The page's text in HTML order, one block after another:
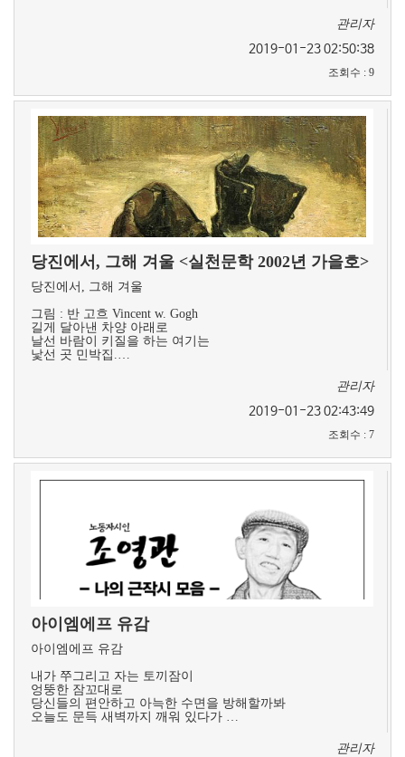
관리자
2019-01-23 02:50:38
조회수 : 9
당진에서, 그해 겨울 <실천문학 2002년 가을호>
당진에서, 그해 겨울
그림 : 반 고흐 Vincent w. Gogh ​
길게 달아낸 차양 아래로
날선 바람이 키질을 하는 여기는
낯선 곳 민박집.…
관리자
2019-01-23 02:43:49
조회수 : 7
아이엠에프 유감
아이엠에프 유감
내가 쭈그리고 자는 토끼잠이
엉뚱한 잠꼬대로
당신들의 편안하고 아늑한 수면을 방해할까봐
오늘도 문득 새벽까지 깨워 있다가 …
관리자